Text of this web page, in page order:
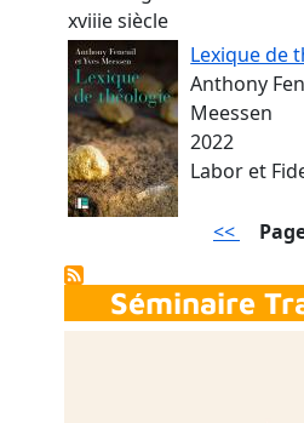
xviiie siècle
Lexique de
Anthony
Meessen
2022
Labor et
Pagination
Page
<<
Séminaire